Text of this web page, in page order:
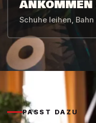
Schuhe leihen,
PASST DAZU